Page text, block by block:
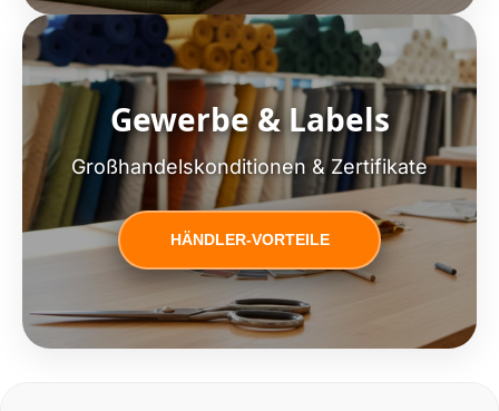
Gewerbe & Labels
Großhandelskonditionen & Zertifikate
HÄNDLER-VORTEILE